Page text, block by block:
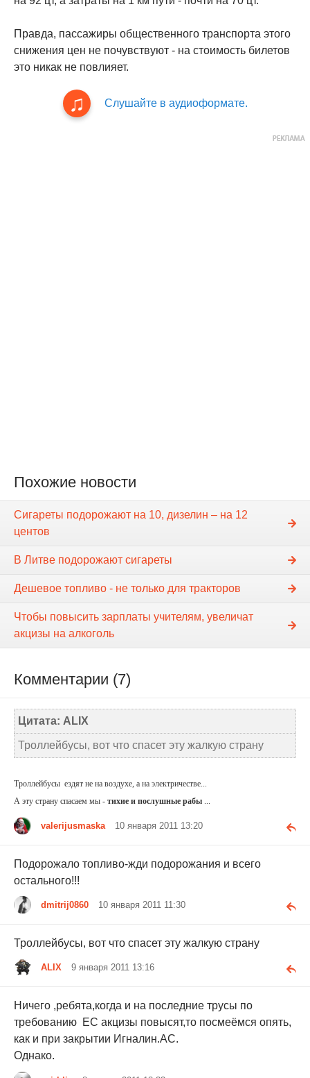
Правда, пассажиры общественного транспорта этого
снижения цен не почувствуют - на стоимость билетов
это никак не повлияет.
Слушайте в аудиоформате.
Похожие новости
Сигареты подорожают на 10, дизелин – на 12
центов
В Литве подорожают сигареты
Дешевое топливо - не только для тракторов
Чтобы повысить зарплаты учителям, увеличат
акцизы на алкоголь
Комментарии (7)
Цитата: ALIX
Троллейбусы, вот что спасет эту жалкую страну
Троллейбусы ездят не на воздухе, а на электричестве...
А эту страну спасаем мы - тихие и послушные рабы ...
valerijusmaska 10 января 2011 13:20
Подорожало топливо-жди подорожания и всего
остального!!!
dmitrij0860 10 января 2011 11:30
Троллейбусы, вот что спасет эту жалкую страну
ALIX 9 января 2011 13:16
Ничего ,ребята,когда и на последние трусы по
требованию ЕС акцизы повысят,то посмеёмся опять,
как и при закрытии Игналин.АС.
Однако.